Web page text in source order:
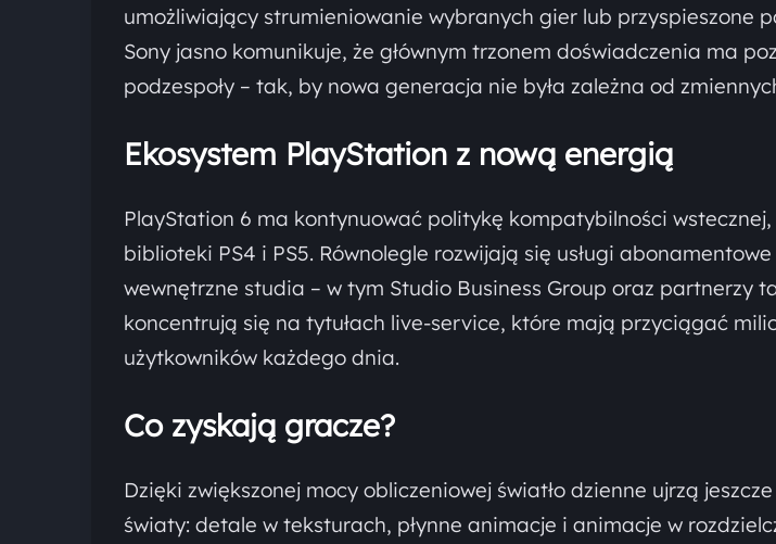
umożliwiający strumieniowanie wybranych gier lub przyspieszone
Sony jasno komunikuje, że głównym trzonem doświadczenia ma
podzespoły – tak, by nowa generacja nie była zależna od
Ekosystem PlayStation z nową energią
PlayStation 6 ma kontynuować politykę kompatybilności
biblioteki PS4 i PS5. Równolegle rozwijają się usługi
wewnętrzne studia – w tym Studio Business Group oraz partnerzy
koncentrują się na tytułach live-service, które mają przyciągać
użytkowników każdego dnia.
Co zyskają gracze?
Dzięki zwiększonej mocy obliczeniowej światło dzienne ujrzą
światy: detale w teksturach, płynne animacje i animacje w